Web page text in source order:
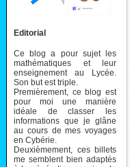
Editorial
Ce blog a pour sujet les
mathématiques et leur
enseignement au Lycée.
Son but est triple.
Premièrement, ce blog est
pour moi une manière
idéale de classer les
informations que je glâne
au cours de mes voyages
en Cybérie.
Deuxièmement, ces billets
me semblent bien adaptés